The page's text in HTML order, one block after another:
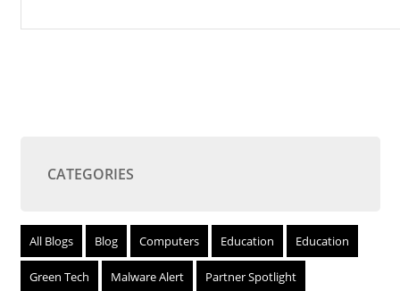
CATEGORIES
All Blogs Blog Computers Education Education
Green Tech Malware Alert Partner Spotlight